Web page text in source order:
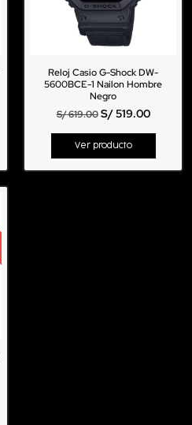
Reloj Casio G-Shock DW-
5600BCE-1 Nailon Hombre
Negro
S/619.00 S/519.00
Ver producto